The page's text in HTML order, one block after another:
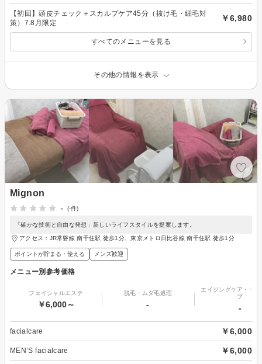
【初回】頭皮チェック＋スカルプケア45分（抜け毛・細毛対
策）7.8月限定
￥6,980
すべてのメニューを見る
その他の情報を表示
Mignon
-
(-件)
「確かな技術と自由な発想」新しいライフスタイルを提案します。
アクセス：JR常磐線 南千住駅 徒歩1分、東京メトロ日比谷線 南千住駅 徒歩1分
ポイントが貯まる・使える メンズ歓迎
メニュー別参考価格
フェイシャルエステ
￥6,000～
脱毛・ムダ毛処理
-
エイジングケア・リ
プ
-
facialcare ￥6,000
MEN’S facialcare ￥6,000